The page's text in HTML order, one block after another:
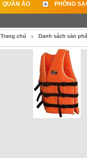
QUẦN ÁO PHÒNG
Trang chủ Danh sách sản